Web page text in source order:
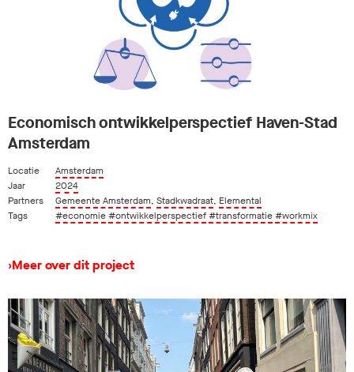
Economisch ontwikkelperspectief Haven-Stad
Amsterdam
Locatie
Amsterdam
Jaar
2024
Partners
Gemeente Amsterdam, Stadkwadraat, Elemental
Tags
#economie#ontwikkelperspectief#transformatie#workmix
›Meer over dit project